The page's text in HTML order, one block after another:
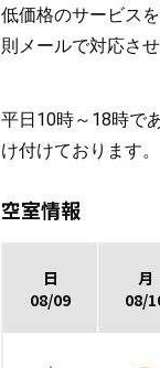
低価格のサービス
則メールで対応さ
平日10時～18時で
け付けております。
空室情報
日
08/09
月
08/